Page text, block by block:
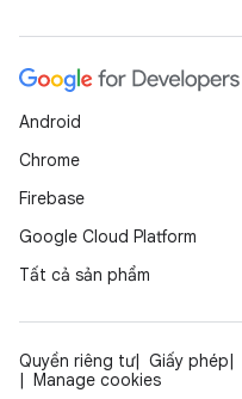
Android
Chrome
Firebase
Google Cloud Platform
Tất cả sản phẩm
Quyền riêng tư Giấy phép
Manage cookies